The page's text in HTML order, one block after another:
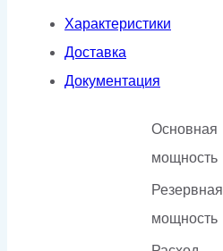
Характеристики
Доставка
Документация
Основная
мощность
Резервная
мощность